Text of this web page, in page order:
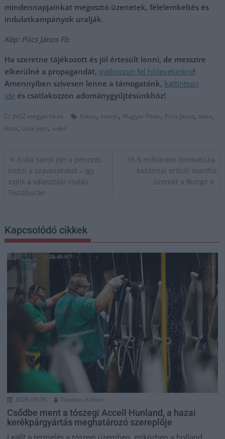
mindennapjainkat megosztó üzenetek, félelemkeltés és
indulatkampányok uralják.
Kép: Pócs János Fb
Ha szeretne tájékozott és jól értesült lenni, de messzire
elkerülné a propagandát, iratkozzon fel hírlevelünkre!
Amennyiben szívesen lenne a támogatónk, kattintson
ide és csatlakozzon adománygyűjtésünkhöz!
JNSZ megyei hírek fidesz, interjú, Magyar Péter, Pócs János, telex,
tisza, tisza párt,videó
Bejegyzés
navigáció
Kuka Sanyi jön a pénzzel,
intézi a szavazatokat – így
zajlik a választási csalás
Tiszaburán
16,5 milliárdos biomassza-
kazánnal erősíti martfűi
üzemét a Bunge
Kapcsolódó cikkek
2026.08.06. Fazekas Adrián
Csődbe ment a tószegi Accell Hunland, a hazai
kerékpárgyártás meghatározó szereplője